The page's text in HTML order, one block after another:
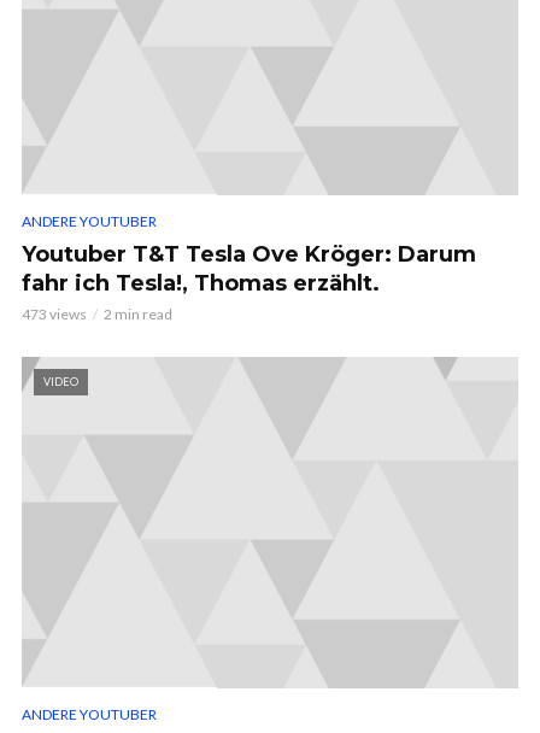
ANDERE YOUTUBER
Youtuber T&T Tesla Ove Kröger: Darum
fahr ich Tesla!, Thomas erzählt.
473 views 2 min read
VIDEO
ANDERE YOUTUBER